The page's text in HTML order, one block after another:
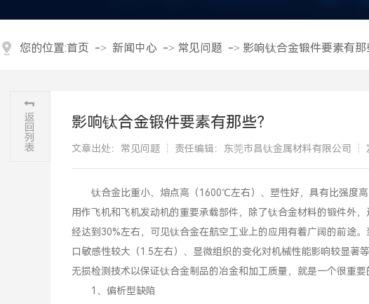
您的位置:首页 -> 新闻中心 -> 常见问题 -> 影响钛合金锻件要素有那
影响钛合金锻件要素有那些？
文章出处：常见问题 责任编辑：东莞市昌钛金属材料有限公司
钛合金比重小、熔点高（1600℃左右）、塑性好，具有比强度高
用作飞机和飞机发动机的重要承载部件，除了钛合金材料的锻件外
经达到30%左右，可见钛合金在航空工业上的应用有着广阔的前途
口敏感性较大（1.5左右）、显微组织的变化对机械性能影响较显著
无损检测技术以保证钛合金制品的冶金和加工质量，就是一个很重
1、偏析型缺陷